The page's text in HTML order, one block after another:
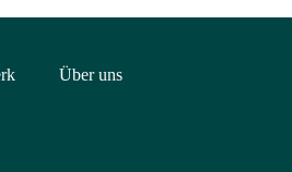
Über uns